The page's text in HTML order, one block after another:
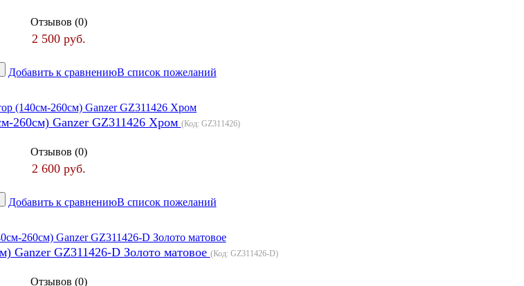
Отзывов (0)
2 500 руб.
Добавить к сравнениюВ список пожеланий
260см) Ganzer GZ311426 Хром (Код: GZ311426)
Отзывов (0)
2 600 руб.
Добавить к сравнениюВ список пожеланий
Ganzer GZ311426-D Золото матовое (Код: GZ311426-D)
Отзывов (0)